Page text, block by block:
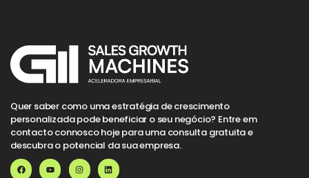
Quer saber como uma estratégia de crescimento
personalizada pode beneficiar o seu negócio? Entre em
contacto connosco hoje para uma consulta gratuita e
descubra o potencial da sua empresa.